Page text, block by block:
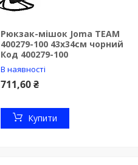
Рюкзак-мішок Joma TEAM
400279-100 43x34см чорний
Код 400279-100
В наявності
711,60 ₴
Купити